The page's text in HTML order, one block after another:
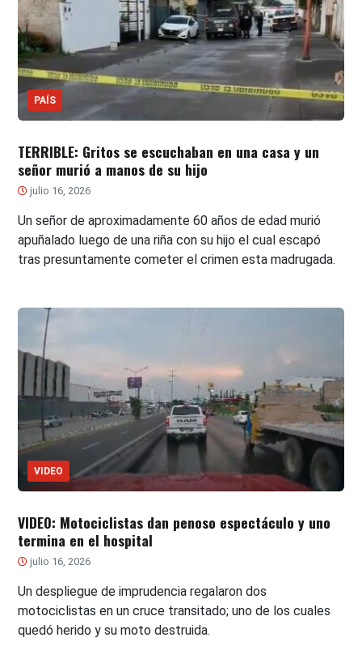
PAÍS
TERRIBLE: Gritos se escuchaban en una casa y un
señor murió a manos de su hijo
julio 16, 2026
Un señor de aproximadamente 60 años de edad murió
apuñalado luego de una riña con su hijo el cual escapó
tras presuntamente cometer el crimen esta madrugada.
VIDEO
VIDEO: Motociclistas dan penoso espectáculo y uno
termina en el hospital
julio 16, 2026
Un despliegue de imprudencia regalaron dos
motociclistas en un cruce transitado; uno de los cuales
quedó herido y su moto destruida.